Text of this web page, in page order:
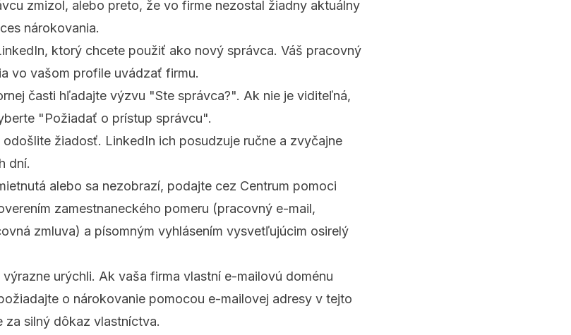
zmizol, alebo preto, že vo firme nezostal žiadny aktuálny
nárokovania.
ktorý chcete použiť ako nový správca. Váš pracovný
vo vašom profile uvádzať firmu.
časti hľadajte výzvu "Ste správca?". Ak nie je viditeľná,
"Požiadať o prístup správcu".
žiadosť. LinkedIn ich posudzuje ručne a zvyčajne
dní.
alebo sa nezobrazí, podajte cez Centrum pomoci
zamestnaneckého pomeru (pracovný e-mail,
zmluva) a písomným vyhlásením vysvetľujúcim osirelý
urýchli. Ak vaša firma vlastní e-mailovú doménu
o nárokovanie pomocou e-mailovej adresy v tejto
za silný dôkaz vlastníctva.